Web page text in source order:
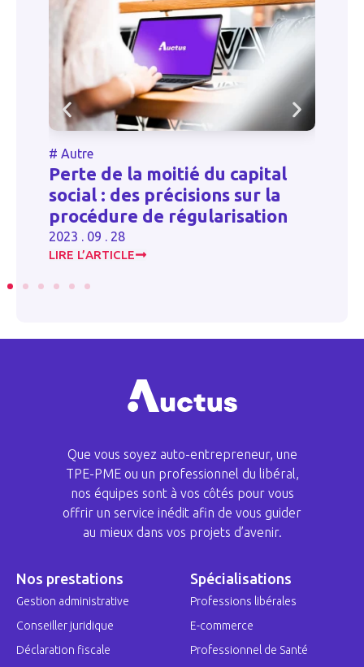
# Autre
Perte de la moitié du capital
social : des précisions sur la
procédure de régularisation
2023 . 09 . 28
LIRE L’ARTICLE
Que vous soyez auto-entrepreneur, une
TPE-PME ou un professionnel du libéral,
nos équipes sont à vos côtés pour vous
offrir un service inédit afin de vous guider
au mieux dans vos projets d’avenir.
Nos prestations
Gestion administrative
Conseiller juridique
Déclaration fiscale
Spécialisations
Professions libérales
E-commerce
Professionnel de Santé